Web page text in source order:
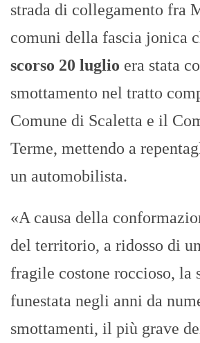
strada di collegamento fra
comuni della fascia jonica
scorso 20 luglio era stata
smottamento nel tratto
Comune di Scaletta e il
Terme, mettendo a
un automobilista.
«A causa della
del territorio, a ridosso di
fragile costone roccioso, la
funestata negli anni da
smottamenti, il più grave